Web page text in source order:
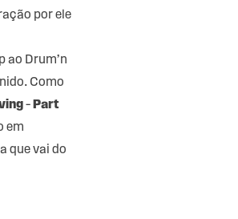
por ele
ao Drum’n
Como
– Part
em
que vai do